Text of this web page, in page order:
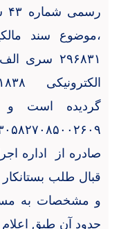
،موضوع سند
گردیده است و
صادره از
اداره
قبال طلب
و مشخصات به مساحت ۲۸/۸۳
حدود آن طبق اعلام